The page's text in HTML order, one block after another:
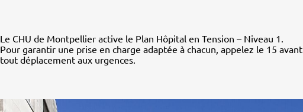
Le CHU de Montpellier active le Plan Hôpital en Tension – Niveau 1.
Pour garantir une prise en charge adaptée à chacun, appelez le 15 avant
tout déplacement aux urgences.